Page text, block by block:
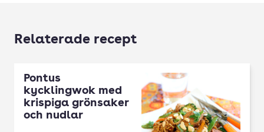
Relaterade recept
Pontus
kycklingwok med
krispiga grönsaker
och nudlar